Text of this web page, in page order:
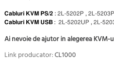
Cabluri KVM PS/2: 2L-5202P, 2L-5203P
Cabluri KVM USB: 2L-5202UP, 2L-
Ai nevoie de ajutor in alegerea
Link producator:CL1000